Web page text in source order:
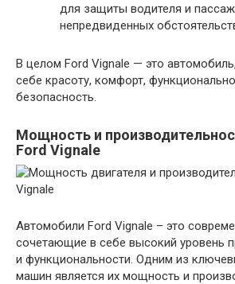
для защиты водителя и
непредвиденных
В целом Ford Vignale — это
себе красоту, комфорт,
безопасность.
Мощность и
Ford Vignale
Автомобили Ford Vignale – это
сочетающие в себе высокий уровень
и функциональности. Одним из
машин является их мощность и